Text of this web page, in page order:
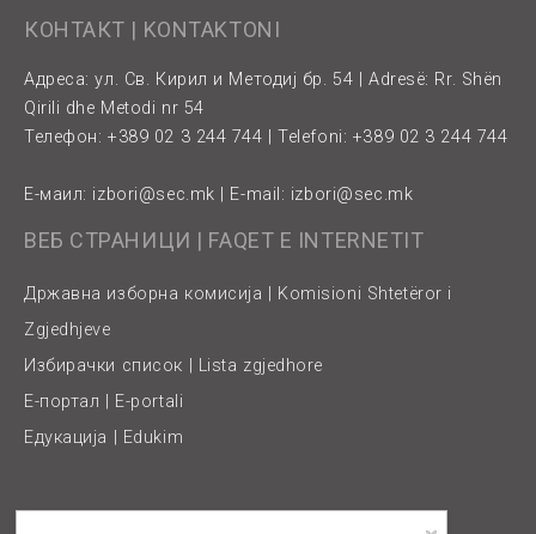
КОНТАКТ | KONTAKTONI
Адреса: ул. Св. Кирил и Методиј бр. 54 | Adresë: Rr. Shën
Qirili dhe Metodi nr 54
Телефон: +389 02 3 244 744 | Telefoni: +389 02 3 244 744
Е-маил: izbori@sec.mk | E-mail: izbori@sec.mk
ВЕБ СТРАНИЦИ | FAQET E INTERNETIT
Државна изборна комисија | Komisioni Shtetëror i
Zgjedhjeve
Избирачки список | Lista zgjedhore
Е-портал | E-portali
Едукација | Edukim